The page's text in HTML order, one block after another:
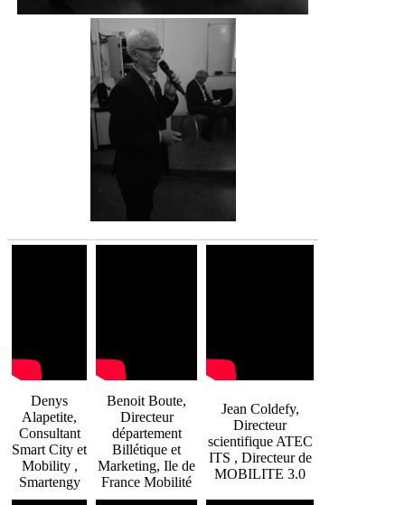
Denys
Alapetite,
Consultant
Smart City et
Mobility ,
Smartengy
Benoit Boute,
Directeur
département
Billétique et
Marketing, Ile de
France Mobilité
Jean Coldefy,
Directeur
scientifique ATEC
ITS , Directeur de
MOBILITE 3.0